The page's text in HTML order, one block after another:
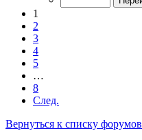
1
2
3
4
5
…
8
След.
Вернуться к списку форумов